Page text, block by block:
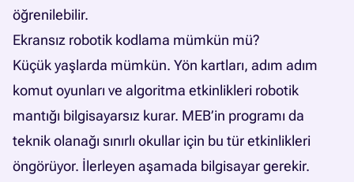
öğrenilebilir.
Ekransız robotik kodlama mümkün mü?
Küçük yaşlarda mümkün. Yön kartları, adım adım
komut oyunları ve algoritma etkinlikleri robotik
mantığı bilgisayarsız kurar. MEB’in programı da
teknik olanağı sınırlı okullar için bu tür etkinlikleri
öngörüyor. İlerleyen aşamada bilgisayar gerekir.